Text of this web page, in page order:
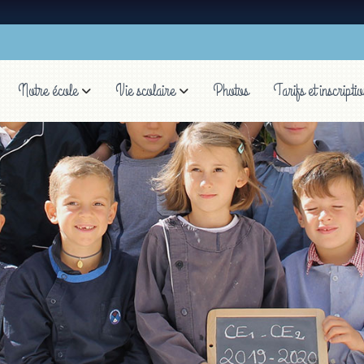
Notre école Vie scolaire Photos Tarifs et